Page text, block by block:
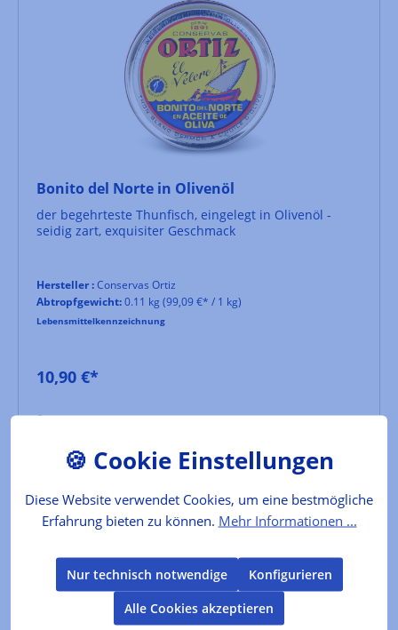
Bonito del Norte in Olivenöl
der begehrteste Thunfisch, eingelegt in Olivenöl -
seidig zart, exquisiter Geschmack
Hersteller :Conservas Ortiz
Abtropfgewicht:0.11 kg (99,09 €* / 1 kg)
Lebensmittelkennzeichnung
10,90 €*
Diese Website verwendet Cookies, um eine bestmögliche
Erfahrung bieten zu können. Mehr Informationen ...
Nur technisch notwendige
Konfigurieren
Alle Cookies akzeptieren